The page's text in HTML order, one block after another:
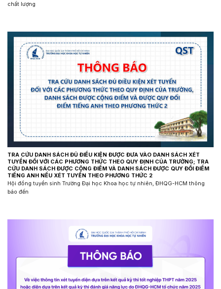
chất lượng
TRA CỨU DANH SÁCH ĐỦ ĐIỀU KIỆN ĐƯỢC ĐƯA VÀO DANH SÁCH XÉT
TUYỂN ĐỐI VỚI CÁC PHƯƠNG THỨC THEO QUY ĐỊNH CỦA TRƯỜNG; TRA
CỨU DANH SÁCH ĐƯỢC CỘNG ĐIỂM VÀ DANH SÁCH ĐƯỢC QUY ĐỔI ĐIỂM
TIẾNG ANH NẾU XÉT TUYỂN THEO PHƯƠNG THỨC 2
Hội đồng tuyển sinh Trường Đại học Khoa học tự nhiên, ĐHQG-HCM thông
báo đến